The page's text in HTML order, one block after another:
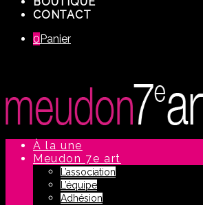
CONTACT
0Panier
À la une
Meudon 7e art
L’association
L’équipe
Adhésion